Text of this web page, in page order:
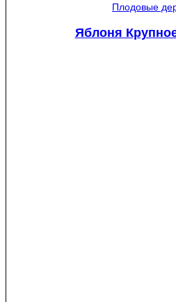
Плодовые
Яблоня